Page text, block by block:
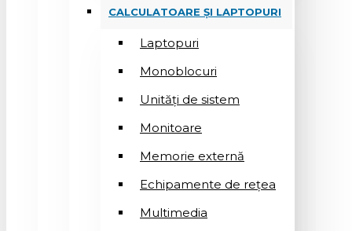
CALCULATOARE ȘI LAPTOPURI
Laptopuri
Monoblocuri
Unități de sistem
Monitoare
Memorie externă
Echipamente de rețea
Multimedia